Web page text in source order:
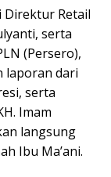
Direktur Retail
serta
(Persero),
laporan dari
serta
Imam
langsung
Ibu Ma’ani.